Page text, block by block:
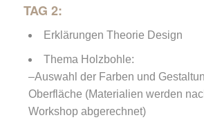
TAG 2:
Erklärungen Theorie Design
Thema Holzbohle:
–Auswahl der Farben und
Oberfläche (Materialien werden
Workshop abgerechnet)